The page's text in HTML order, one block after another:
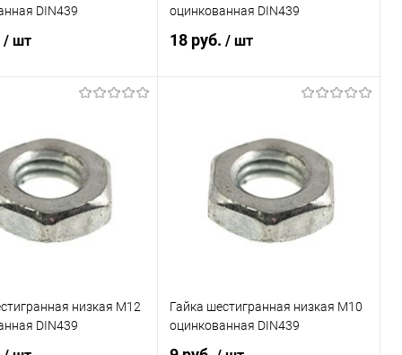
DIN439
/ шт
в 1 клик Сравнение
Под заказ
оцинкованная DIN439
18 руб./ шт
Купить в 1 клик Сравнение
В избранное Под заказ
низкая М12
DIN439
Гайка шестигранная низкая М10
оцинкованная DIN439